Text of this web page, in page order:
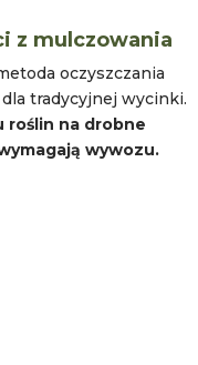
z mulczowania
oczyszczania
tradycyjnej wycinki.
roślin na drobne
wywozu.